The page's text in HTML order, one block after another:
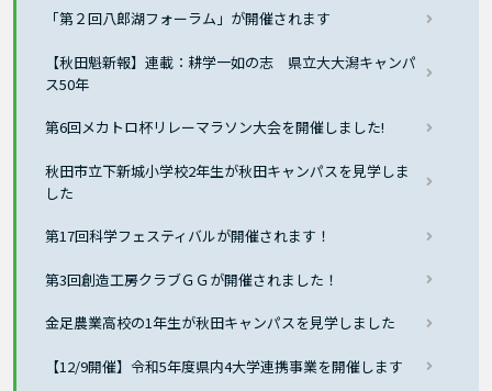
「第２回八郎湖フォーラム」が開催されます
【秋田魁新報】連載：耕学一如の志 県立大大潟キャンパ
ス50年
第6回メカトロ杯リレーマラソン大会を開催しました!
秋田市立下新城小学校2年生が秋田キャンパスを見学しま
した
第17回科学フェスティバルが開催されます！
第3回創造工房クラブＧＧが開催されました！
金足農業高校の1年生が秋田キャンパスを見学しました
【12/9開催】令和5年度県内4大学連携事業を開催します